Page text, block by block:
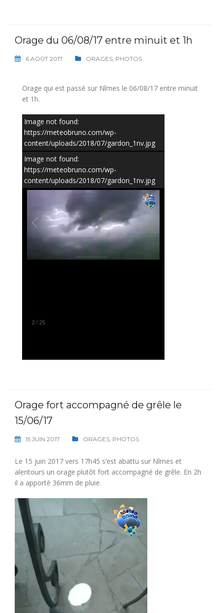
Orage du 06/08/17 entre minuit et 1h
6 AOÛT 2017 ORAGES, PHOTOS
Orage qui est passé sur Nîmes le 06/08/17 entre minuit
et 1h.
2 / 25
Image not found:
https://meteobruno.com/wp-
content/uploads/2018/07/gardon_1nv.jpg
Image not found:
https://meteobruno.com/wp-
content/uploads/2018/07/gardon_1nv.jpg
Orage fort accompagné de grêle le
15/06/17
15 JUIN 2017 ORAGES, PHOTOS
Le 15 juin 2017 vers 17h45 s’est abattu sur Nîmes et
alentours un orage plutôt fort accompagné de grêle. En 2h
il a apporté 36mm de pluie.